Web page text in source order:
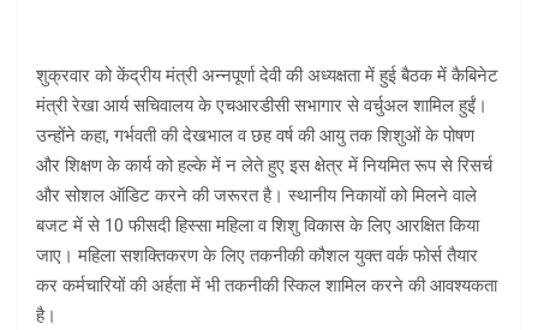
शुक्रवार को केंद्रीय मंत्री अन्नपूर्णा देवी की अध्यक्षता में हुई बैठक में कैबिनेट
मंत्री रेखा आर्य सचिवालय के एचआरडीसी सभागार से वर्चुअल शामिल हुईं।
उन्होंने कहा, गर्भवती की देखभाल व छह वर्ष की आयु तक शिशुओं के पोषण
और शिक्षण के कार्य को हल्के में न लेते हुए इस क्षेत्र में नियमित रूप से रिसर्च
और सोशल ऑडिट करने की जरूरत है। स्थानीय निकायों को मिलने वाले
बजट में से 10 फीसदी हिस्सा महिला व शिशु विकास के लिए आरक्षित किया
जाए। महिला सशक्तिकरण के लिए तकनीकी कौशल युक्त वर्क फोर्स तैयार
कर कर्मचारियों की अर्हता में भी तकनीकी स्किल शामिल करने की आवश्यकता
है।